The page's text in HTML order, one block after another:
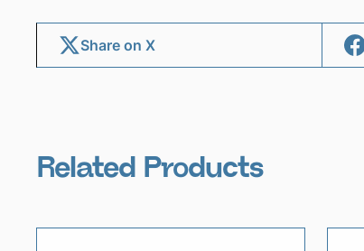
Share on X
Related Products